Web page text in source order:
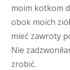
moim kotkom
obok moich
mieć zawroty
Nie
zrobić.